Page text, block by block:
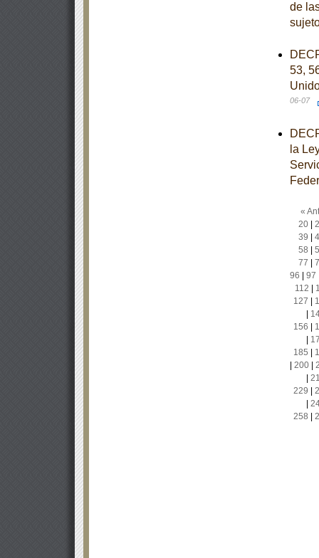
de
53,
06-07
la
«
20|
39
58
77
96
97
112
127
156
185
200|
229
258